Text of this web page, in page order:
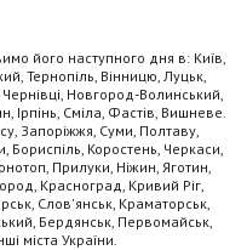
його наступного дня в: Київ,
Тернопіль, Вінницю, Луцьк,
Новгород-Волинський,
Ірпінь, Сміла, Фастів, Вишневе.
Запоріжжя, Суми, Полтаву,
Бориспіль, Коростень, Черкаси,
Прилуки, Ніжин, Яготин,
Красноград, Кривий Ріг,
Слов'янськ, Краматорськ,
Бердянськ, Первомайськ,
міста України.